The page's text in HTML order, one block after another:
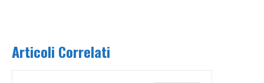
Articoli Correlati